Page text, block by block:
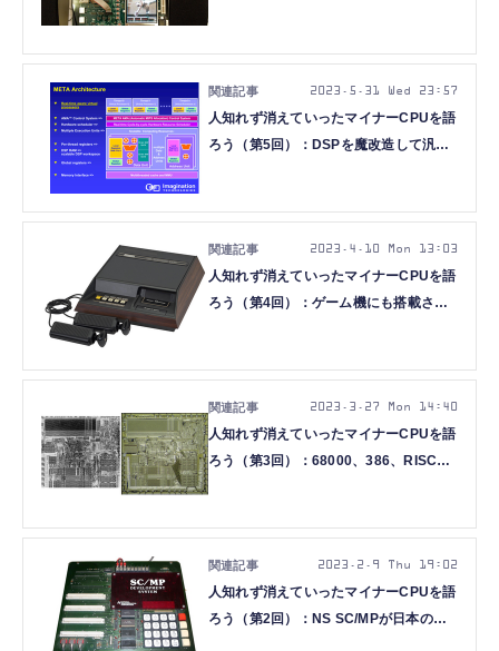
人知れず消えていったマイナーCPUを語
ろう（第5回）：DSPを魔改造して汎用
2023.5.31 Wed 23:57
人知れず消えていったマイナーCPUを語
ろう（第4回）：ゲーム機にも搭載され
2023.4.10 Mon 13:03
人知れず消えていったマイナーCPUを語
ろう（第3回）：68000、386、RISC攻
2023.3.27 Mon 14:40
人知れず消えていったマイナーCPUを語
ろう（第2回）：NS SC/MPが日本のパ
2023.2.9 Thu 19:02